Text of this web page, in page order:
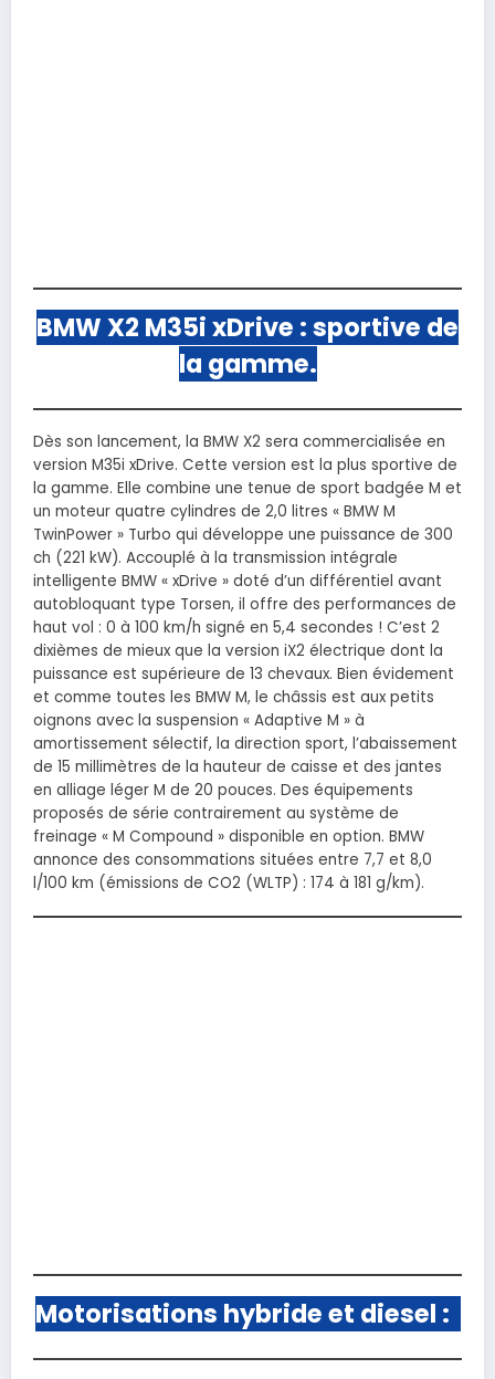
BMW X2 M35i xDrive : sportive de
la gamme.
Dès son lancement, la BMW X2 sera commercialisée en
version M35i xDrive. Cette version est la plus sportive de
la gamme. Elle combine une tenue de sport badgée M et
un moteur quatre cylindres de 2,0 litres « BMW M
TwinPower » Turbo qui développe une puissance de 300
ch (221 kW). Accouplé à la transmission intégrale
intelligente BMW « xDrive » doté d’un différentiel avant
autobloquant type Torsen, il offre des performances de
haut vol : 0 à 100 km/h signé en 5,4 secondes ! C’est 2
dixièmes de mieux que la version iX2 électrique dont la
puissance est supérieure de 13 chevaux. Bien évidement
et comme toutes les BMW M, le châssis est aux petits
oignons avec la suspension « Adaptive M » à
amortissement sélectif, la direction sport, l’abaissement
de 15 millimètres de la hauteur de caisse et des jantes
en alliage léger M de 20 pouces. Des équipements
proposés de série contrairement au système de
freinage « M Compound » disponible en option. BMW
annonce des consommations situées entre 7,7 et 8,0
l/100 km (émissions de CO2 (WLTP) : 174 à 181 g/km).
Motorisations hybride et diesel :